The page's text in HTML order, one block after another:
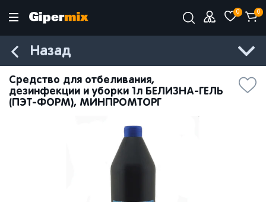
0 0
Назад
Средство для отбеливания,
дезинфекции и уборки 1л БЕЛИЗНА-ГЕЛЬ
(ПЭТ-ФОРМ), МИНПРОМТОРГ